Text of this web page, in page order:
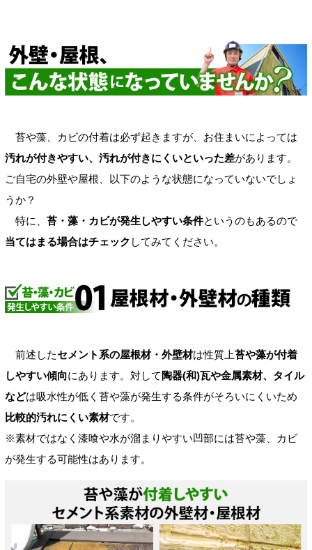
苔や藻、カビの付着は必ず起きますが、お住まいによっては
汚れが付きやすい、汚れが付きにくいといった差があります。
ご自宅の外壁や屋根、以下のような状態になっていないでしょ
うか？
特に、 苔・藻・カビが発生しやすい条件というのもあるので
当てはまる場合はチェック してみてください。
前述したセメント系の屋根材・外壁材は性質上苔や藻が付着
しやすい傾向にあります。対して 陶器(和)瓦や金属素材、タイル
などは吸水性が低く苔や藻が発生する条件がそろいにくいため
比較的汚れにくい素材です。
※素材ではなく漆喰や水が溜まりやすい凹部には苔や藻、カビ
が発生する可能性はあります。